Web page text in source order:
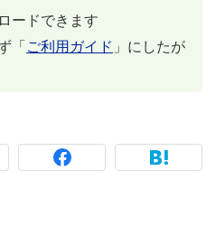
ードできます
「 ご利用ガイド 」にしたが